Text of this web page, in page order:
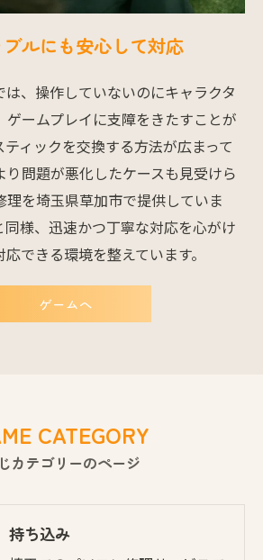
ルにも安心して対応
は、操作していないのにキャラクタ
ゲームプレイに支障をきたすことが
ィックを交換する方法が広まって
り問題が悪化したケースも見受けら
理を埼玉県草加市で提供していま
同様、迅速かつ丁寧な対応を心がけ
できる環境を整えています。
ゲームへ
カテゴリーのページ
CATEGORY
持ち込み